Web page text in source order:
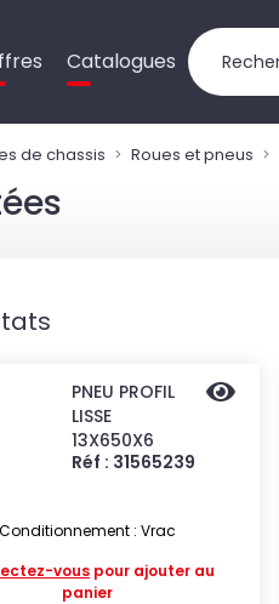
Catalogues
de chassis Roues et pneus
PNEU PROFIL
LISSE
13X650X6
Réf : 31565239
: Vrac
vous pour ajouter au
panier